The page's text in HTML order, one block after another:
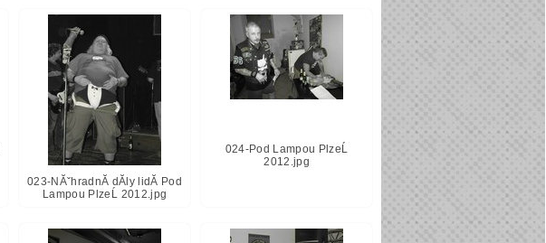
023-NĂˇhradnĂ­ dĂ­ly lidĂ­ Pod
Lampou PlzeĹ 2012.jpg
024-Pod Lampou PlzeĹ
2012.jpg